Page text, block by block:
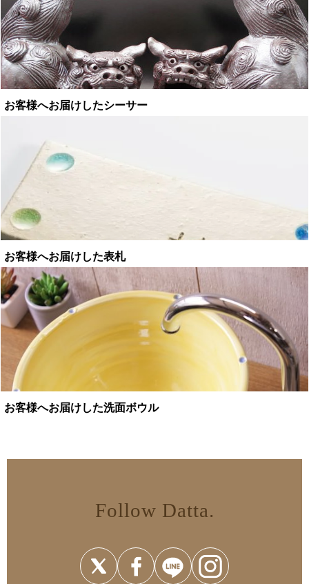
お客様へお届けしたシーサー
お客様へお届けした表札
お客様へお届けした洗面ボウル
Follow Datta.